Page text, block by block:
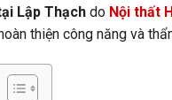
Lập Thạch do Nội thất
thiện công năng và